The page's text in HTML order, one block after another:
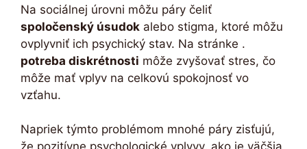
Na sociálnej úrovni môžu páry čeliť
spoločenský úsudok alebo stigma, ktoré môžu
ovplyvniť ich psychický stav. Na stránke .
potreba diskrétnosti môže zvyšovať stres, čo
môže mať vplyv na celkovú spokojnosť vo
vzťahu.
Napriek týmto problémom mnohé páry zisťujú,